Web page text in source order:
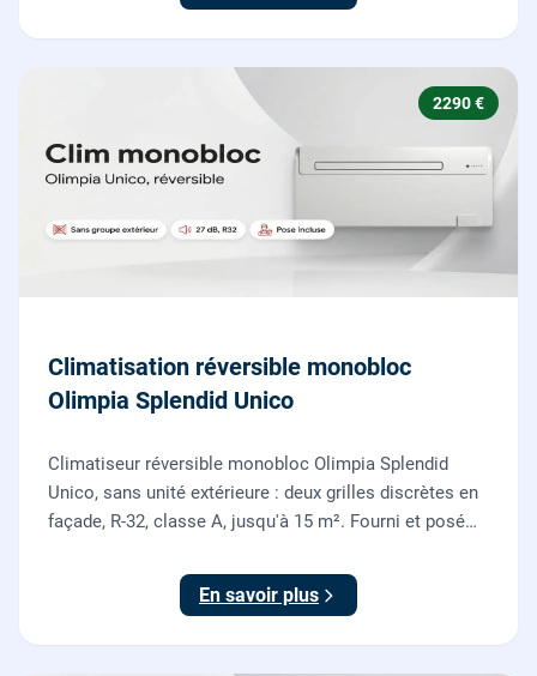
2290 €
Climatisation réversible monobloc
Olimpia Splendid Unico
Climatiseur réversible monobloc Olimpia Splendid
Unico, sans unité extérieure : deux grilles discrètes en
façade, R-32, classe A, jusqu'à 15 m². Fourni et posé
En savoir plus